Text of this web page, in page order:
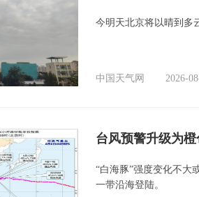
今明天北京将以晴到多
中国天气网 2026-
台风预警升级为
“白海豚”强度变化不大
一带沿海登陆。